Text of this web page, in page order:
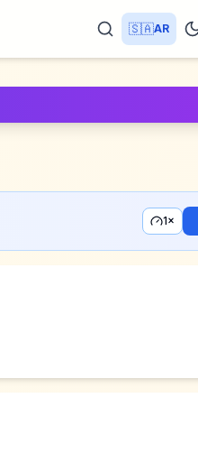
🇸🇦AR
1×